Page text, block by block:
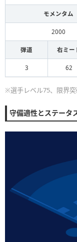
モメンタム
2000
弾道 右ミー
3 62
※選手レベル75、限界
守備適性とステータ